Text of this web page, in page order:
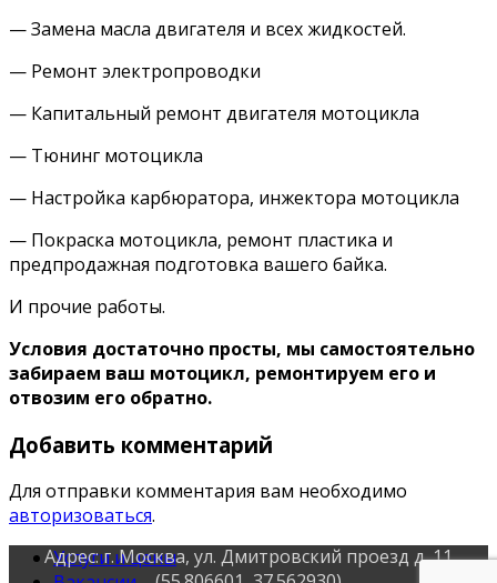
— Замена масла двигателя и всех жидкостей.
— Ремонт электропроводки
— Капитальный ремонт двигателя мотоцикла
— Тюнинг мотоцикла
— Настройка карбюратора, инжектора мотоцикла
— Покраска мотоцикла, ремонт пластика и
предпродажная подготовка вашего байка.
И прочие работы.
Условия достаточно просты, мы самостоятельно
забираем ваш мотоцикл, ремонтируем его и
отвозим его обратно.
Добавить комментарий
Для отправки комментария вам необходимо
авторизоваться.
Услуги и цены
Адрес: г. Москва, ул. Дмитровский проезд д. 11